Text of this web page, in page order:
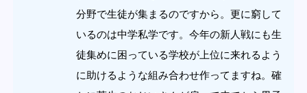
分野で生徒が集まるのですから。更に窮して
いるのは中学私学です。今年の新人戦にも生
徒集めに困っている学校が上位に来れるよう
に助けるような組み合わせ作ってますね。確